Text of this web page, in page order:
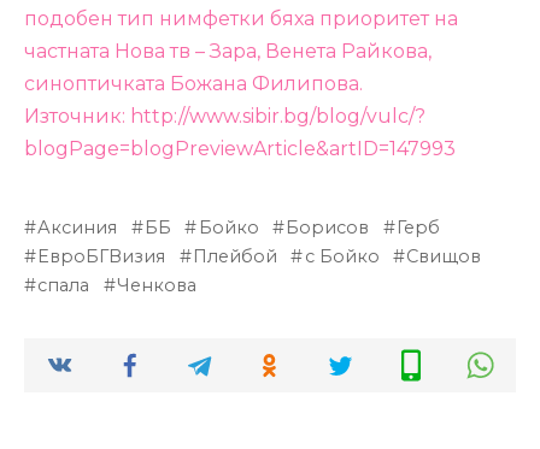
подобен тип нимфетки бяха приоритет на
частната Нова тв – Зара, Венета Райкова,
синоптичката Божана Филипова.
Източник: http://www.sibir.bg/blog/vulc/?
blogPage=blogPreviewArticle&artID=147993
Аксиния ББ Бойко Борисов
Герб
ЕвроБГВизия
Плейбой с Бойко
Свищов
спала
Ченкова